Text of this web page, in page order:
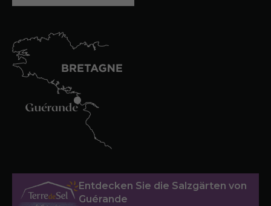
Entdecken Sie die Salzgärten von
Guérande